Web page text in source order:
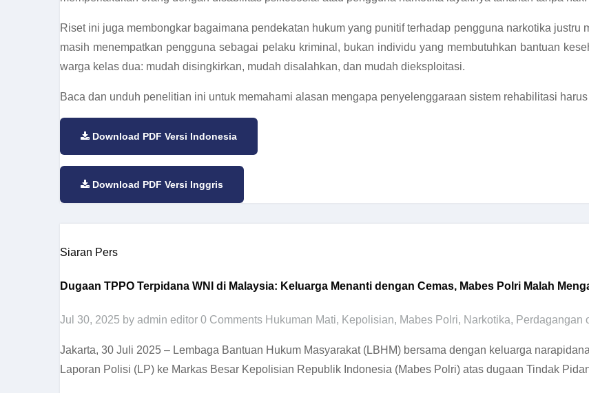
Riset ini juga membongkar bagaimana pendekatan hukum yang punitif terhadap pengguna narkotika
masih menempatkan pengguna sebagai pelaku kriminal, bukan individu yang membutuhkan bantuan
warga kelas dua: mudah disingkirkan, mudah disalahkan, dan mudah dieksploitasi.
Baca dan unduh penelitian ini untuk memahami alasan mengapa penyelenggaraan sistem rehabilitasi
Download PDF Versi Indonesia
Download PDF Versi Inggris
Siaran Pers
Dugaan TPPO Terpidana WNI di Malaysia: Keluarga Menanti dengan Cemas, Mabes Polri Malah
Jul 30, 2025 by admin editor 0 Comments Hukuman Mati, Kepolisian, Mabes Polri, Narkotika, Perdagangan
Jakarta, 30 Juli 2025 – Lembaga Bantuan Hukum Masyarakat (LBHM) bersama dengan keluarga
Laporan Polisi (LP) ke Markas Besar Kepolisian Republik Indonesia (Mabes Polri) atas dugaan Tindak